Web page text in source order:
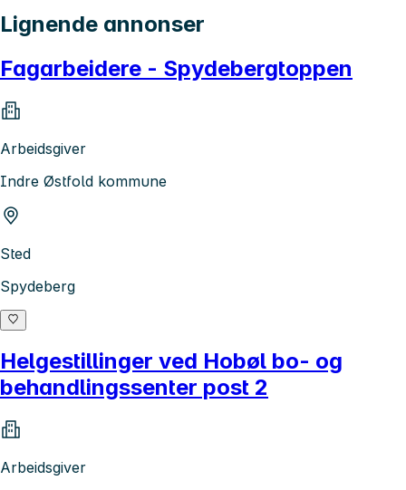
Lignende annonser
Fagarbeidere - Spydebergtoppen
Arbeidsgiver
Indre Østfold kommune
Sted
Spydeberg
Helgestillinger ved Hobøl bo- og
behandlingssenter post 2
Arbeidsgiver